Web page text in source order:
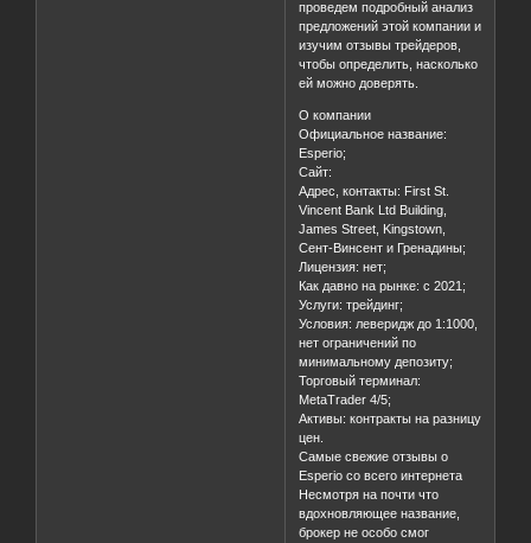
проведем подробный анализ
предложений этой компании и
изучим отзывы трейдеров,
чтобы определить, насколько
ей можно доверять.
О компании
Официальное название:
Esperio;
Сайт:
Адрес, контакты: First St.
Vincent Bank Ltd Building,
James Street, Kingstown,
Сент-Винсент и Гренадины;
Лицензия: нет;
Как давно на рынке: с 2021;
Услуги: трейдинг;
Условия: леверидж до 1:1000,
нет ограничений по
минимальному депозиту;
Торговый терминал:
MetaTrader 4/5;
Активы: контракты на разницу
цен.
Самые свежие отзывы о
Esperio со всего интернета
Несмотря на почти что
вдохновляющее название,
брокер не особо смог